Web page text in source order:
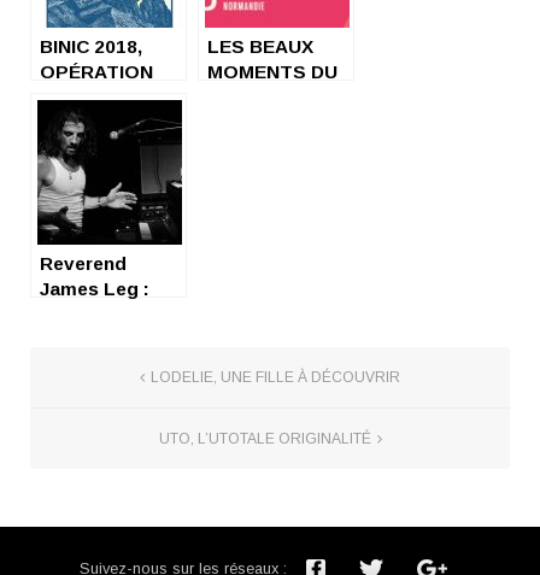
BINIC 2018,
OPÉRATION
OVERLORD
ROCK
LES BEAUX
MOMENTS DU
Reverend
James Leg :
LODELIE, UNE FILLE À DÉCOUVRIR
UTO, L’UTOTALE ORIGINALITÉ
Suivez-nous sur les réseaux :